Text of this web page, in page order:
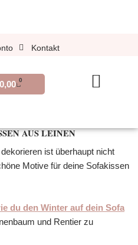
Kontakt
0
WARENKORB
AUS LEINEN
ist überhaupt nicht
Motive für deine Sofakissen
du den Winter auf dein Sofa
und Rentier zu